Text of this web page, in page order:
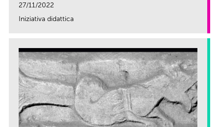
27/11/2022
Iniziativa didattica